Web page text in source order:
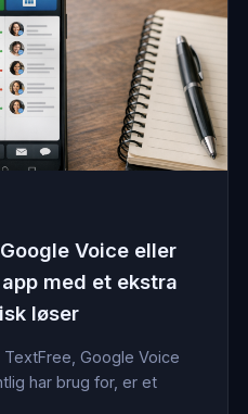
Voice eller
med et ekstra
løser
Google Voice
har brug for, er et